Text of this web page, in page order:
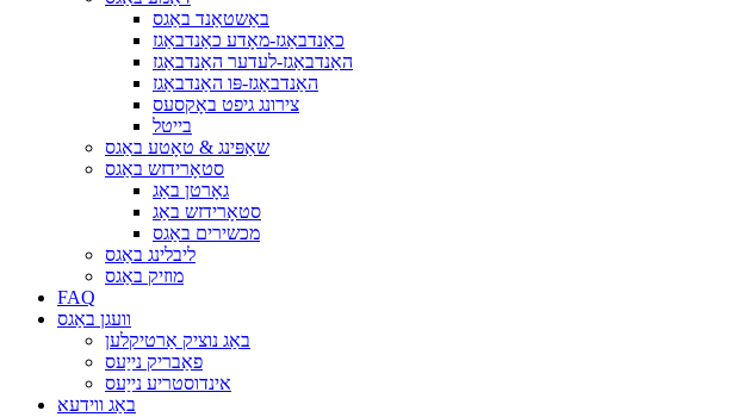
באַשטאַנד באַגס
כאַנדבאַגז-מאָדע כאַנדבאַגז
האַנדבאַגז-לעדער האַנדבאַגז
האַנדבאַגז-פּו האַנדבאַגז
צירונג גיפט באָקסעס
בייטל
שאַפּינג & טאָטע באַגס
סטאָרידזש באַגס
גאָרטן באַג
סטאָרידזש באַג
מכשירים באַגס
ליבלינג באַגס
מוזיק באַגס
FAQ
וועגן באַגס
באַג נוציק אַרטיקלען
פאַבריק נייַעס
אינדוסטריע נייַעס
באַג ווידעא